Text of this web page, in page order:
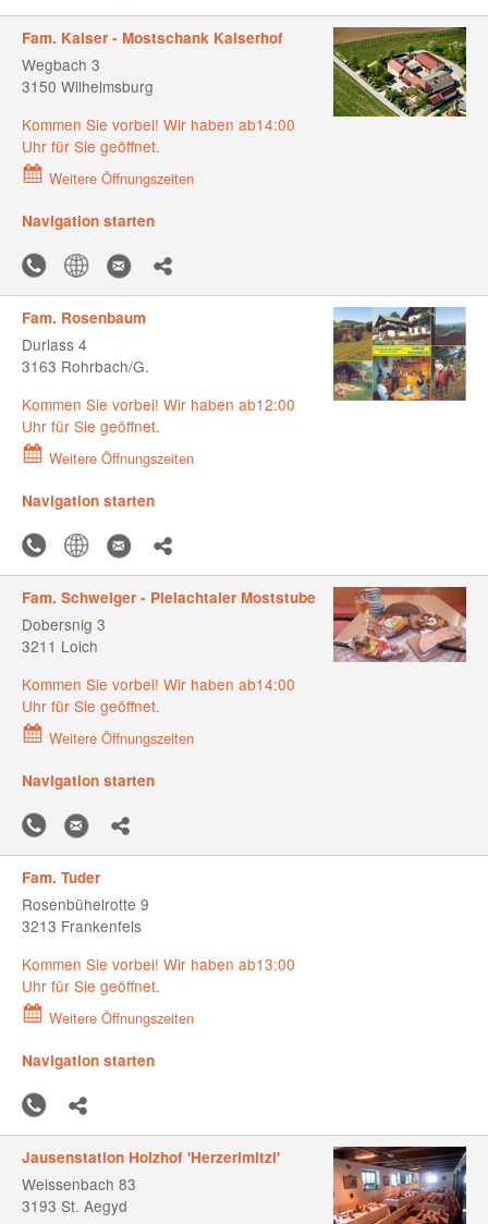
Fam. Kaiser - Mostschank Kaiserhof
Wegbach 3
3150 Wilhelmsburg
Kommen Sie vorbei! Wir haben ab14:00
Uhr für Sie geöffnet.
Weitere Öffnungszeiten
Navigation starten
Fam. Rosenbaum
Durlass 4
3163 Rohrbach/G.
Kommen Sie vorbei! Wir haben ab12:00
Uhr für Sie geöffnet.
Weitere Öffnungszeiten
Navigation starten
Fam. Schweiger - Pielachtaler Moststube
Dobersnig 3
3211 Loich
Kommen Sie vorbei! Wir haben ab14:00
Uhr für Sie geöffnet.
Weitere Öffnungszeiten
Navigation starten
Fam. Tuder
Rosenbühelrotte 9
3213 Frankenfels
Kommen Sie vorbei! Wir haben ab13:00
Uhr für Sie geöffnet.
Weitere Öffnungszeiten
Navigation starten
Jausenstation Holzhof 'Herzerlmitzi'
Weissenbach 83
3193 St. Aegyd